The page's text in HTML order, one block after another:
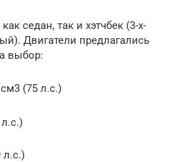
седан, так и хэтчбек (3-х-
Двигатели предлагались
выбор:
(75 л.с.)
л.с.)